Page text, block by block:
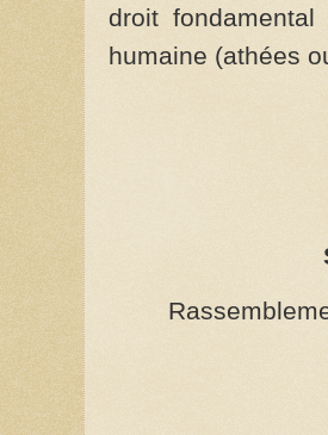
droit
humaine (athées